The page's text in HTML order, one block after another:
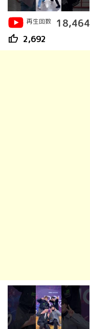
再生回数
18,464
thumb_up 2,692